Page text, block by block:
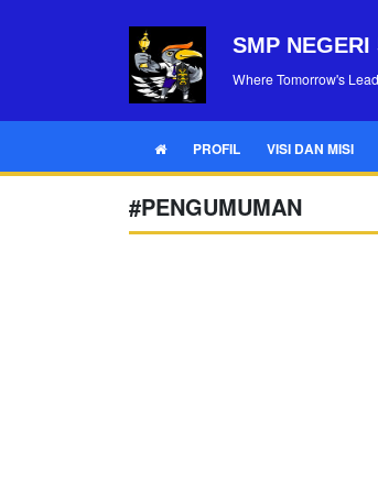
SMP
Where Tomorrow's
PROFIL VISI DAN MISI
#PENGUMUMAN